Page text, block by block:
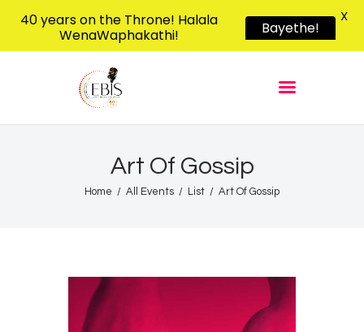
Art Of Gossip
Home All Events List Art Of Gossip
EBIS RADIO
Home
Shows
Podcasts
Contacts Us
40 years on the Throne! Halala
WenaWaphakathi!
Bayethe!
X